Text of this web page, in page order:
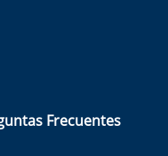
Frecuentes